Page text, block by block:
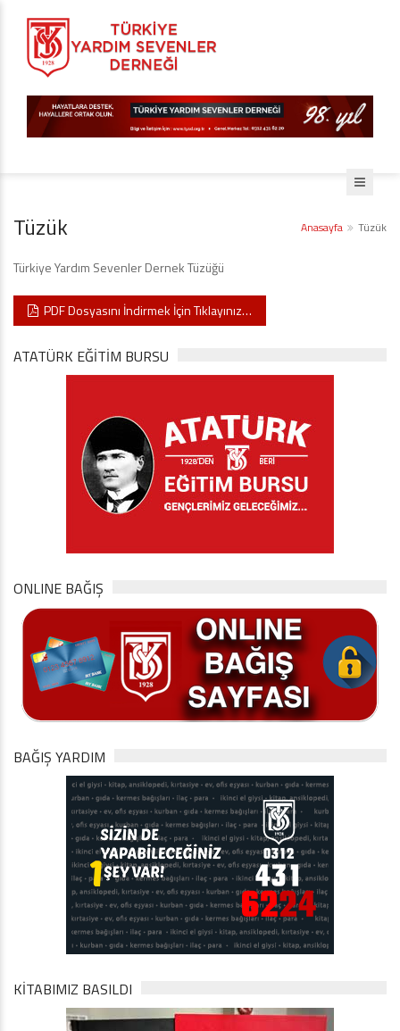
Tüzük Anasayfa Tüzük
Türkiye Yardım Sevenler Dernek Tüzüğü
PDF Dosyasını İndirmek İçin Tıklayınız…
ATATÜRK EĞITIM BURSU
ONLINE BAĞIŞ
BAĞIŞ YARDIM
KİTABIMIZ BASILDI